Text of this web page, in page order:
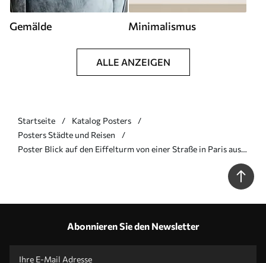
Gemälde Minimalismus
ALLE ANZEIGEN
Startseite
Katalog Posters
Posters Städte und Reisen
Poster Blick auf den Eiffelturm von einer Straße in Paris aus
Abonnieren Sie den Newsletter